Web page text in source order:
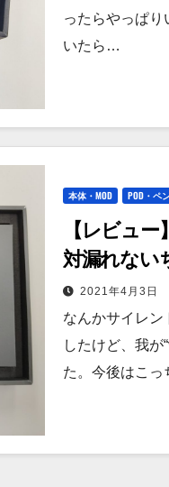
ったらやっぱ
いたら…
本体・MOD POD・ペ
【レビュー
対漏れない
た話。
2021年4月3日
なんかサイレン
したけど、我が
た。今後はこ